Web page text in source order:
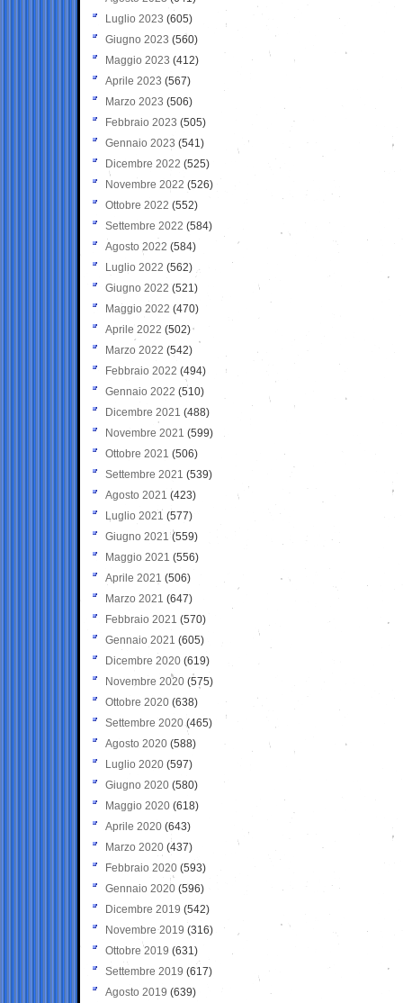
Luglio 2023 (605)
Giugno 2023 (560)
Maggio 2023 (412)
Aprile 2023 (567)
Marzo 2023 (506)
Febbraio 2023 (505)
Gennaio 2023 (541)
Dicembre 2022 (525)
Novembre 2022 (526)
Ottobre 2022 (552)
Settembre 2022 (584)
Agosto 2022 (584)
Luglio 2022 (562)
Giugno 2022 (521)
Maggio 2022 (470)
Aprile 2022 (502)
Marzo 2022 (542)
Febbraio 2022 (494)
Gennaio 2022 (510)
Dicembre 2021 (488)
Novembre 2021 (599)
Ottobre 2021 (506)
Settembre 2021 (539)
Agosto 2021 (423)
Luglio 2021 (577)
Giugno 2021(559)
Maggio 2021 (556)
Aprile 2021 (506)
Marzo 2021 (647)
Febbraio 2021 (570)
Gennaio 2021 (605)
Dicembre 2020 (619)
Novembre 2020 (575)
Ottobre 2020 (638)
Settembre 2020(465)
Agosto 2020 (588)
Luglio 2020 (597)
Giugno 2020 (580)
Maggio 2020 (618)
Aprile 2020 (643)
Marzo 2020 (437)
Febbraio 2020 (593)
Gennaio 2020 (596)
Dicembre 2019 (542)
Novembre 2019 (316)
Ottobre 2019 (631)
Settembre 2019 (617)
Agosto 2019 (639)